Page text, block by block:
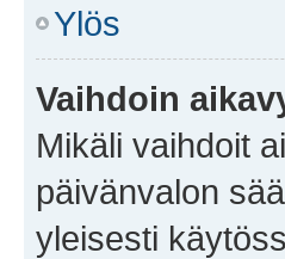
Ylös
Vaihdoin
Mikäli vaihdoit
päivänvalon
yleisesti